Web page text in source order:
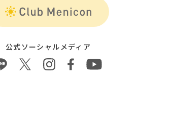
公式ソーシャルメディア